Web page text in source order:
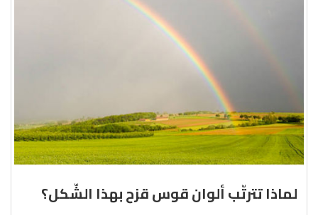
لماذا تترتّب ألوان قوس قزح بهذا الشّكل؟